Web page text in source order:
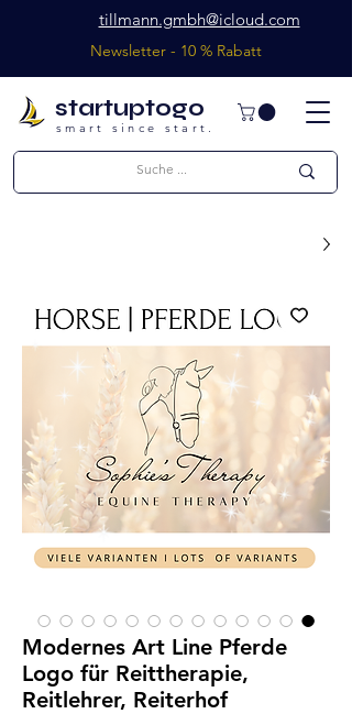
startuptogo
smart since start.
tillmann.gmbh@icloud.com
Newsletter - 10 % Rabatt
Modernes Art Line Pferde
Logo für Reittherapie,
Reitlehrer, Reiterhof